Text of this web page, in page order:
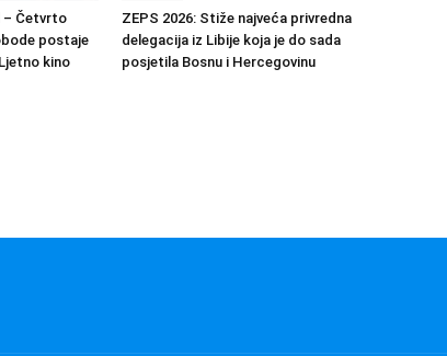
– Četvrto
postaje
kino
ZEPS 2026: Stiže najveća privredna
delegacija iz Libije koja je do sada
posjetila Bosnu i Hercegovinu